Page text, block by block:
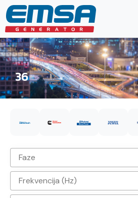
36
Faze
3
Frekvencija (Hz)